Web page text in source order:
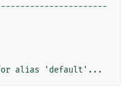
for alias 'default'...